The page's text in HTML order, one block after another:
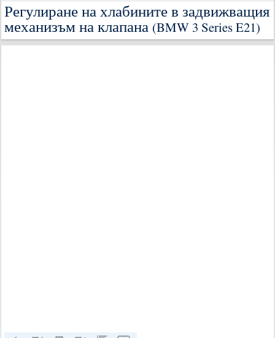
Регулиране на хлабините в задвижващия
механизъм на клапана (BMW 3 Series E21)